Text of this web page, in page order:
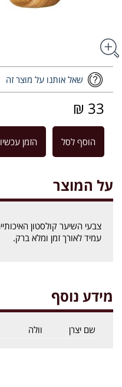
שאל אותנו על מוצר זה
33 ₪
הוסף לסל הזמן עכשיו
על המוצר
עמיד לאורך זמן ומלא ברק.
מידע נוסף
שם יצרן וולה